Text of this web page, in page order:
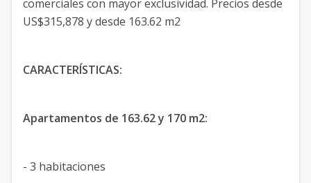
comerciales con mayor exclusividad. Precios desde
US$315,878 y desde 163.62 m2
CARACTERÍSTICAS:
Apartamentos de 163.62 y 170 m2:
- 3 habitaciones